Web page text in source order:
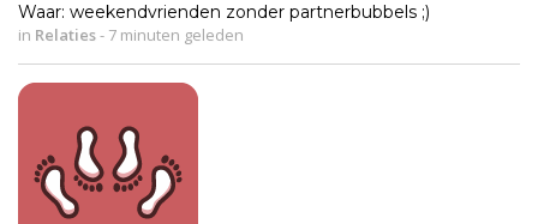
Waar: weekendvrienden zonder partnerbubbels ;)
in Relaties- 7 minuten geleden